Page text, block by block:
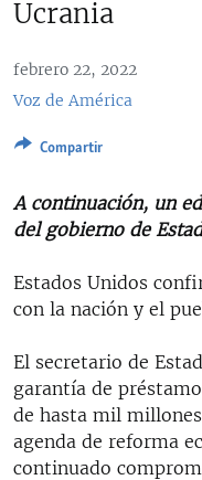
RADIO MARTÍ
ESPECIALES
ESPECIALES
LA REALIDAD DE LA
KENTU-CUBANO
DESINFORMACIÓN
MULTIMEDIA
EDITORIALES
SÍGUENOS
Ucrania
febrero 22, 2022
Voz de América
Compartir
A continuación, un
del gobierno de
Estados Unidos
con la nación y el
El secretario de
garantía de
de hasta mil
agenda de reforma
continuado